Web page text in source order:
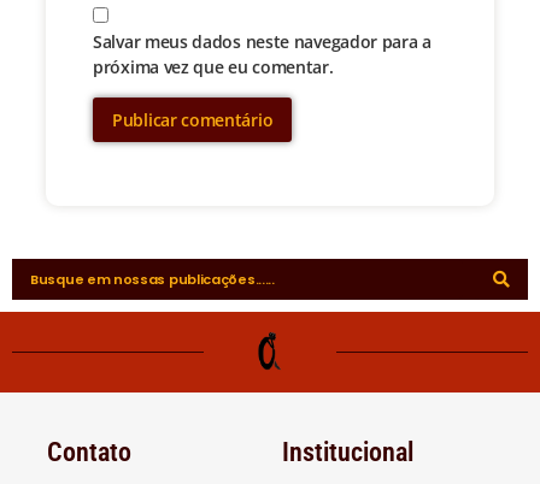
Salvar meus dados neste navegador para a
próxima vez que eu comentar.
Contato Institucional